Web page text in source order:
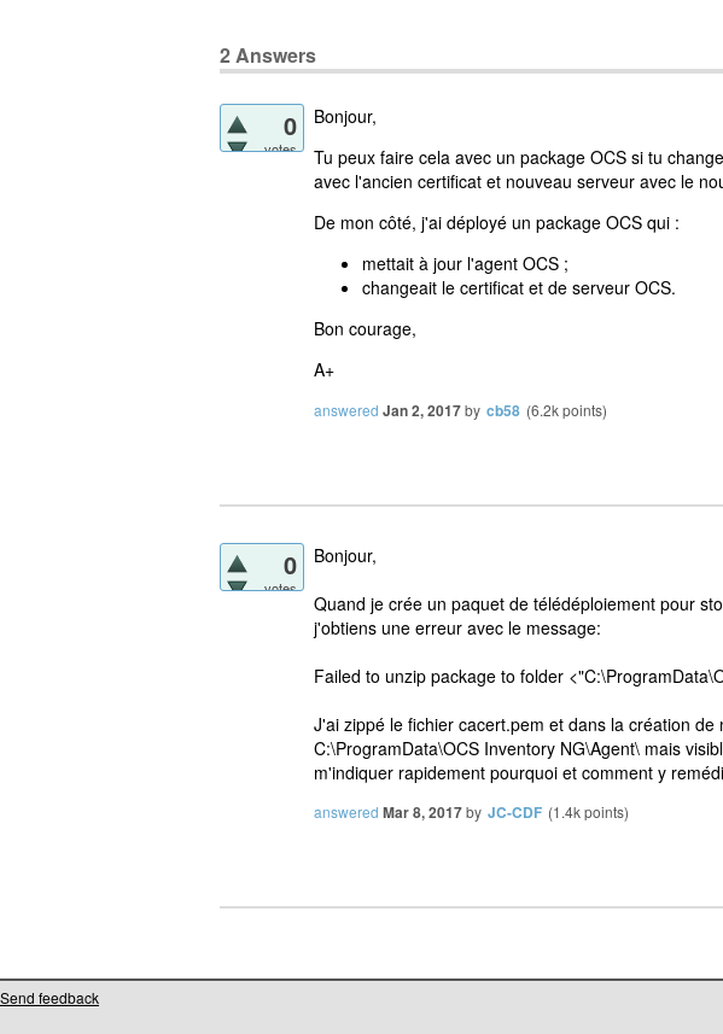
2Answers
0
votes
Bonjour,
Tu peux faire cela avec un package OCS si tu
avec l'ancien certificat et nouveau serveur avec le
De mon côté, j'ai déployé un package OCS qui :
mettait à jour l'agent OCS ;
changeait le certificat et de serveur OCS.
Bon courage,
A+
answered Jan 2, 2017by cb58 (6.2kpoints)
0
votes
Bonjour,
Quand je crée un paquet de télédéploiement pour
j'obtiens une erreur avec le message:
Failed to unzip package to folder
J'ai zippé le fichier cacert.pem et dans la création
C:\ProgramData\OCS Inventory NG\Agent\ mais
m'indiquer rapidement pourquoi et comment y
answered Mar 8, 2017by JC-CDF (1.4kpoints)
Send feedback